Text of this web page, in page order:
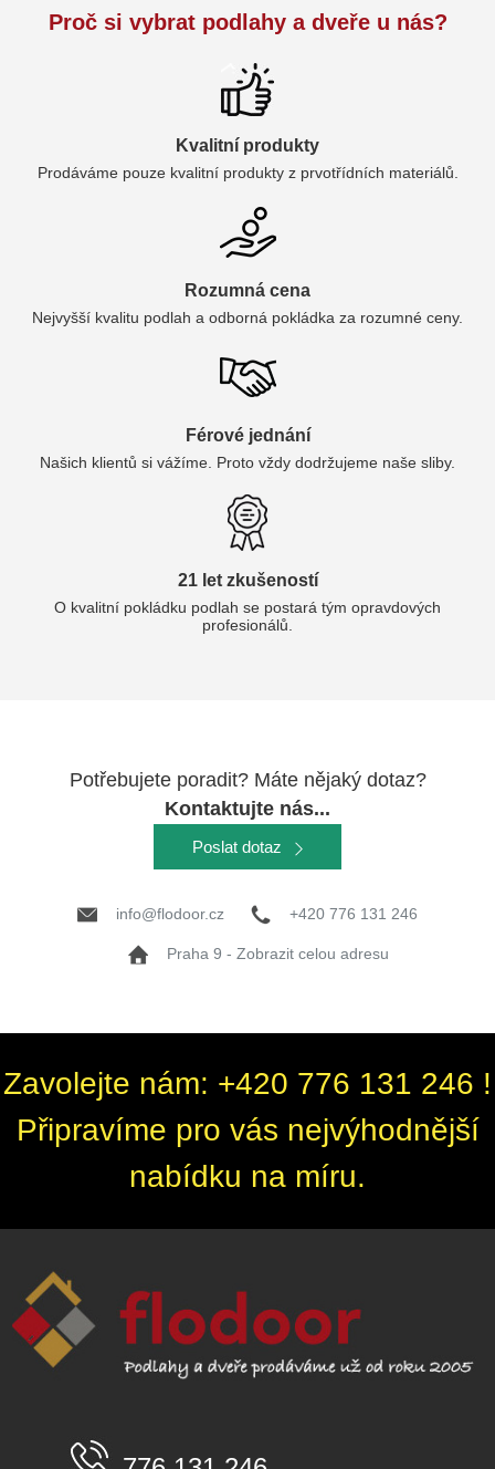
Proč si vybrat podlahy a dveře u nás?
Kvalitní produkty
Prodáváme pouze kvalitní produkty z prvotřídních materiálů.
Rozumná cena
Nejvyšší kvalitu podlah a odborná pokládka za rozumné ceny.
Férové jednání
Našich klientů si vážíme. Proto vždy dodržujeme naše sliby.
21 let zkušeností
O kvalitní pokládku podlah se postará tým opravdových
profesionálů.
Potřebujete poradit? Máte nějaký dotaz?
Kontaktujte nás...
Poslat dotaz
info@flodoor.cz +420 776 131 246
Praha 9 - Zobrazit celou adresu
Zavolejte nám: +420 776 131 246 !
Připravíme pro vás nejvýhodnější
nabídku na míru.